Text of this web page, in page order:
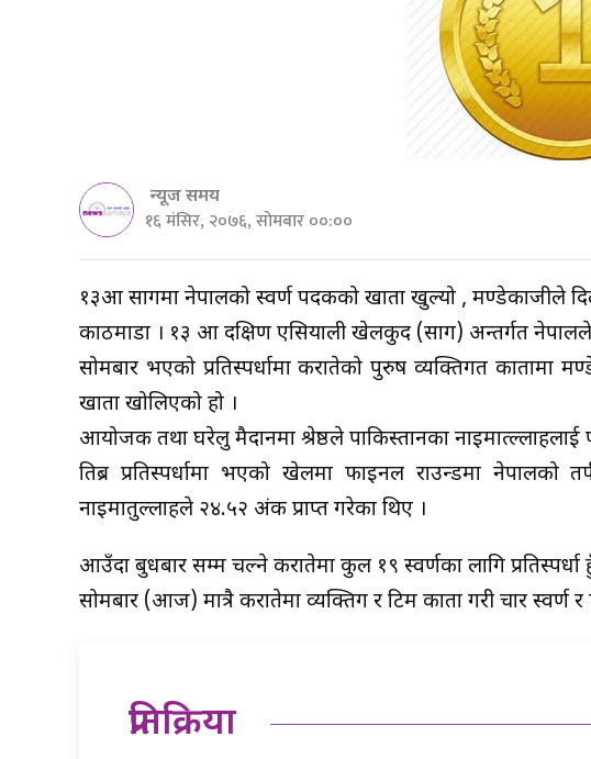
न्यूज समय
१६ मंसिर, २०७६, सोमबार ००:००
१३औं सागमा नेपालको स्वर्ण पदकको खाता खुल्यो , मण्डेकाजीले
काठमाडौं । १३ औं दक्षिण एसियाली खेलकुद (साग) अन्तर्गत
सोमबार भएको प्रतिस्पर्धामा करातेको पुरुष व्यक्तिगत कातामा
खाता खोलिएको हो ।
आयोजक तथा घरेलु मैदानमा श्रेष्ठले पाकिस्तानका नाइमात्ल्लाहलाई
तिब्र प्रतिस्पर्धामा भएको खेलमा फाइनल राउन्डमा
नाइमातुल्लाहले २४.५२ अंक प्राप्त गरेका थिए ।
आउँदा बुधबार सम्म चल्ने करातेमा कुल १९ स्वर्णका लागि प्रतिस्पर्धा
सोमबार (आज) मात्रै करातेमा व्यक्तिग र टिम काता गरी चार स्वर्ण र
प्रतिक्रिया